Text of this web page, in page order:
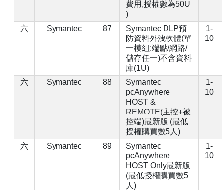
費用,授權數為50U
)
六 Symantec 87
Symantec DLP預
防資料外洩軟體(單
一模組:端點/網路/
儲存任一)不含資料
庫(1U)
1-
10
六 Symantec 88
Symantec
pcAnywhere
HOST &
REMOTE(主控+被
控端)最新版 (最低
授權購買數5人)
1-
10
六 Symantec 89
Symantec
pcAnywhere
HOST Only最新版
(最低授權購買數5
人)
1-
10